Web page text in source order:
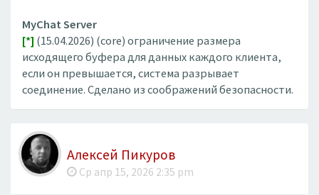
MyChat Server
[*] (15.04.2026) (core) ограничение размера
исходящего буфера для данных каждого клиента,
если он превышается, система разрывает
соединение. Сделано из соображений безопасности.
Алексей Пикуров
Ср апр 15, 2026 2:35 pm